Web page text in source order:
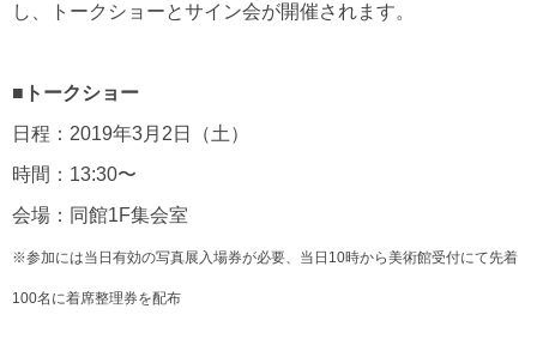
し、トークショーとサイン会が開催されます。
■トークショー
日程：2019年3月2日（土）
時間：13:30〜
会場：同館1F集会室
※参加には当日有効の写真展入場券が必要、当日10時から美術館受付にて先着
100名に着席整理券を配布